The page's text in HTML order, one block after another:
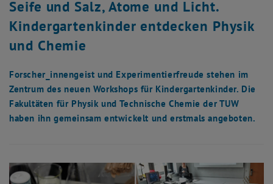
Seife und Salz, Atome und Licht.
Kindergartenkinder entdecken Physik
und Chemie
Forscher_innengeist und Experimentierfreude stehen im
Zentrum des neuen Workshops für Kindergartenkinder. Die
Fakultäten für Physik und Technische Chemie der TUW
haben ihn gemeinsam entwickelt und erstmals angeboten.